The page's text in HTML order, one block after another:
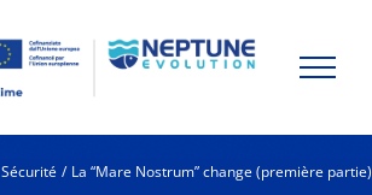
Sécurité La “Mare Nostrum” change (première partie)